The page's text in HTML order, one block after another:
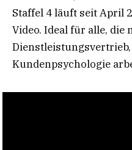
Staffel 4 läuft seit April
Video. Ideal für alle, die
Kundenpsychologie